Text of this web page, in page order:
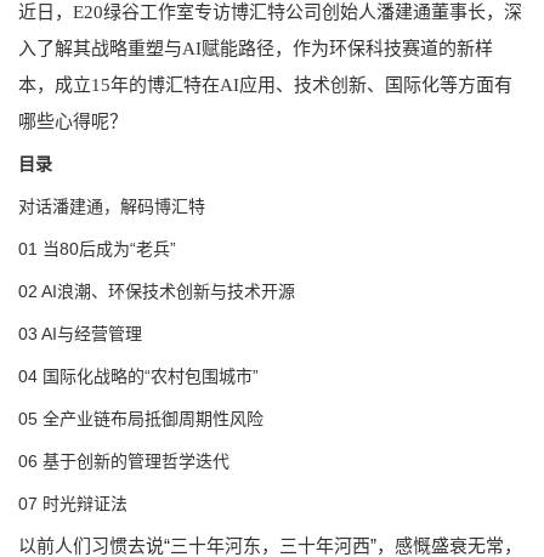
近日，E20绿谷工作室专访博汇特公司创始人潘建通董事长，深
入了解其战略重塑与AI赋能路径，作为环保科技赛道的新样
本，成立15年的博汇特在AI应用、技术创新、国际化等方面有
哪些心得呢？
目录
对话潘建通，解码博汇特
01 当80后成为“老兵”
02 AI浪潮、环保技术创新与技术开源
03 AI与经营管理
04 国际化战略的“农村包围城市”
05 全产业链布局抵御周期性风险
06 基于创新的管理哲学迭代
07 时光辩证法
以前人们习惯去说“三十年河东，三十年河西”，感慨盛衰无常，